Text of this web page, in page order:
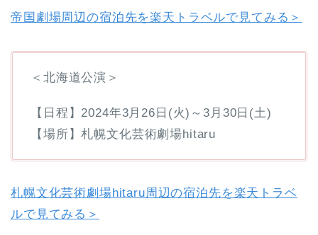
帝国劇場周辺の宿泊先を楽天トラベルで見てみる＞
＜北海道公演＞
【日程】2024年3月26日(火)～3月30日(土)
【場所】札幌文化芸術劇場hitaru
札幌文化芸術劇場hitaru周辺の宿泊先を楽天トラベ
ルで見てみる＞